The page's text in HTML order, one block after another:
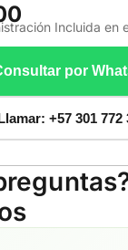
Incluida en
por
+57 301 772